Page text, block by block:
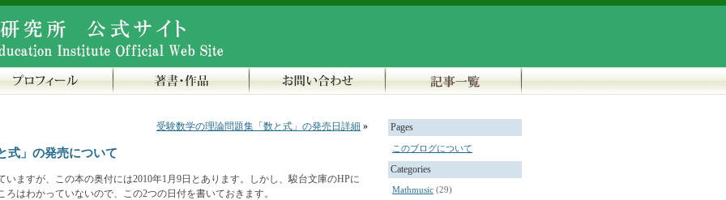
受験数学の理論問題集「数と式」の発売日詳細 »
式」の発売について
ますが、この本の奥付には2010年1月9日とあります。しかし、駿台文庫のHPに
はわかっていないので、この2つの日付を書いておきます。
Pages
このブログについて
Categories
Mathmusic (29)